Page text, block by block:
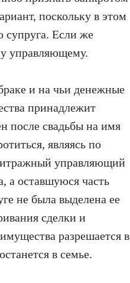
поскольку в этом
супруга. Если же
управляющему.
и на чьи денежные
принадлежит
после свадьбы на имя
являясь по
управляющий
а оставшуюся часть
не была выделена ее
сделки и
разрешается в
в семье.